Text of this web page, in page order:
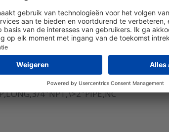
1405-NC Bereik: 0,3...27 m/s
4"NPT,\>2"PIPE,NC